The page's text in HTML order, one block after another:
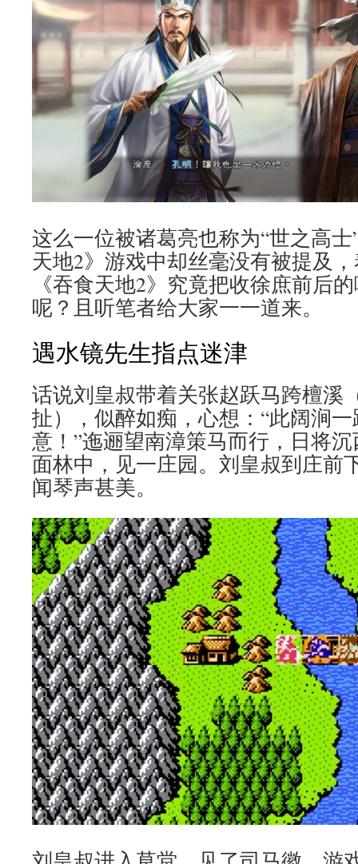
这么一位被诸葛亮也称为“世之高
天地2》游戏中却丝毫没有被提及
《吞食天地2》究竟把收徐庶前后
呢？且听笔者给大家一一道来。
遇水镜先生指点迷津
话说刘皇叔带着关张赵跃马跨檀溪
扯），似醉如痴，心想：“此阔涧
意！”迤逦望南漳策马而行，日将
面林中，见一庄园。刘皇叔到庄前
闻琴声甚美。